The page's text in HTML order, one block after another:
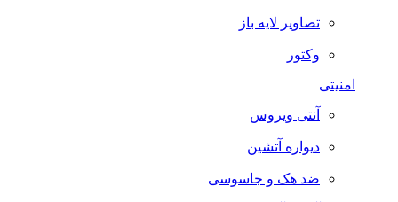
تصاویر لایه باز
وکتور
امنیتی
آنتی ویروس
دیواره آتشین
ضد هک و جاسوسی